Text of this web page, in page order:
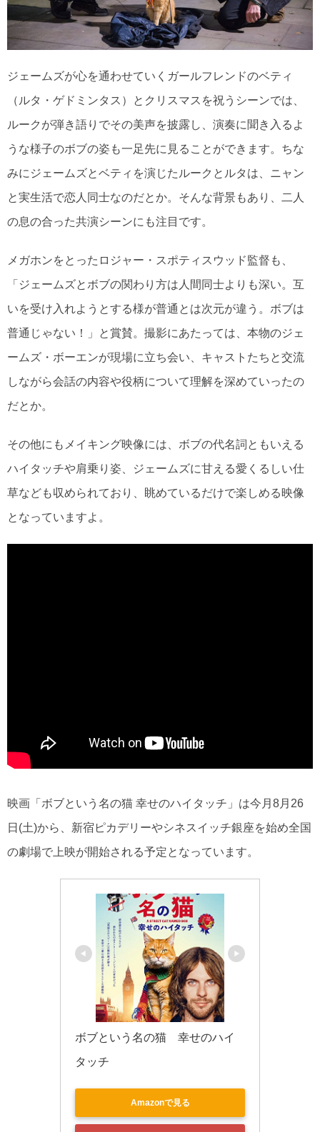
ジェームズが心を通わせていくガールフレンドのベティ
（ルタ・ゲドミンタス）とクリスマスを祝うシーンでは、
ルークが弾き語りでその美声を披露し、演奏に聞き入るよ
うな様子のボブの姿も一足先に見ることができます。ちな
みにジェームズとベティを演じたルークとルタは、ニャン
と実生活で恋人同士なのだとか。そんな背景もあり、二人
の息の合った共演シーンにも注目です。
メガホンをとったロジャー・スポティスウッド監督も、
「ジェームズとボブの関わり方は人間同士よりも深い。互
いを受け入れようとする様が普通とは次元が違う。ボブは
普通じゃない！」と賞賛。撮影にあたっては、本物のジェ
ームズ・ボーエンが現場に立ち会い、キャストたちと交流
しながら会話の内容や役柄について理解を深めていったの
だとか。
その他にもメイキング映像には、ボブの代名詞ともいえる
ハイタッチや肩乗り姿、ジェームズに甘える愛くるしい仕
草なども収められており、眺めているだけで楽しめる映像
となっていますよ。
映画「ボブという名の猫 幸せのハイタッチ」は今月8月26
日(土)から、新宿ピカデリーやシネスイッチ銀座を始め全国
の劇場で上映が開始される予定となっています。
ボブという名の猫　幸せのハイ
タッチ
Amazonで見る